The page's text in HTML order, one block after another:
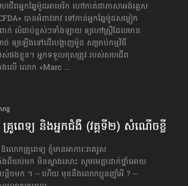
ជីពអ្នកឆ្នៃម៉ូដអាមេរិក ហៅកាត់ជាភាសាអង់គ្លេស
បានអំពាវនាវ ទៅកាន់អ្នកឆ្នៃម៉ូដសម្លៀក
ាក់ លំដាប់ខ្ពស់ៗទាំងឡាយ ឲ្យហៅស្ត្រីដែលមាន
ច់ ឲ្យឡើងទៅដើរបង្ហាញម៉ូដ សម្រាប់កម្មវិធី
ស់ផងខ្លួន។ អ្នកទទួលខុសត្រូវ របស់សហជីព
ងលើ លោក «Marc ...
ន្ដ
គ្រូពេទ្យ និងអ្នកជំងឺ (វគ្គទី២) សំណើចខ្លី
លោកគ្រូពេទ្យ ខ្ញុំមានអាការៈរាគរូស
ងពីយប់មក មិនស្វាងសោះ សូមមេត្តាដាក់ថ្នាំ​អោយ
បន្តិចមក ។ – ហើយ មុននឹងលោកប្អូនញ៉ាំអី ? –